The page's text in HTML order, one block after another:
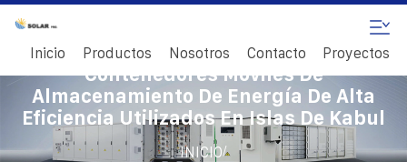
Inicio Productos Nosotros Contacto Proyectos
Contenedores Móviles De
Almacenamiento De Energía De Alta
Eficiencia Utilizados En Islas De Kabul
INICIO/